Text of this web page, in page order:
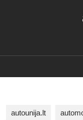
autounija.lt